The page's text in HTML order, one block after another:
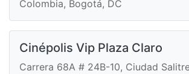
Colombia, Bogotá, DC
Cinépolis Vip Plaza Claro
Carrera 68A # 24B-10, Ciudad